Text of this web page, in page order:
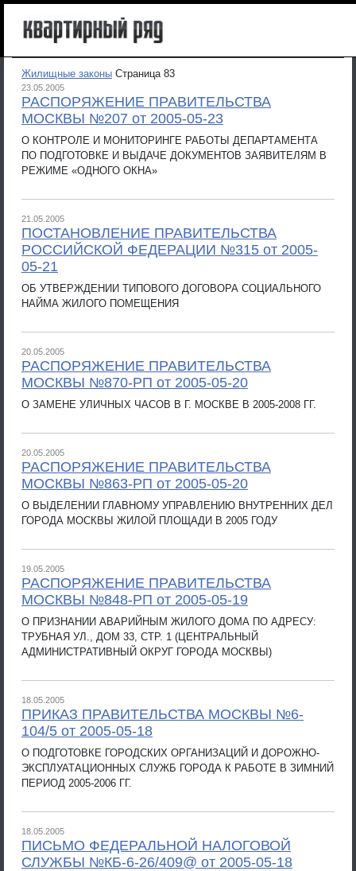
Жилищные законы Страница 83
23.05.2005
РАСПОРЯЖЕНИЕ ПРАВИТЕЛЬСТВА
МОСКВЫ №207 от 2005-05-23
О КОНТРОЛЕ И МОНИТОРИНГЕ РАБОТЫ ДЕПАРТАМЕНТА
ПО ПОДГОТОВКЕ И ВЫДАЧЕ ДОКУМЕНТОВ ЗАЯВИТЕЛЯМ В
РЕЖИМЕ «ОДНОГО ОКНА»
21.05.2005
ПОСТАНОВЛЕНИЕ ПРАВИТЕЛЬСТВА
РОССИЙСКОЙ ФЕДЕРАЦИИ №315 от 2005-
05-21
ОБ УТВЕРЖДЕНИИ ТИПОВОГО ДОГОВОРА СОЦИАЛЬНОГО
НАЙМА ЖИЛОГО ПОМЕЩЕНИЯ
20.05.2005
РАСПОРЯЖЕНИЕ ПРАВИТЕЛЬСТВА
МОСКВЫ №870-РП от 2005-05-20
О ЗАМЕНЕ УЛИЧНЫХ ЧАСОВ В Г. МОСКВЕ В 2005-2008 ГГ.
20.05.2005
РАСПОРЯЖЕНИЕ ПРАВИТЕЛЬСТВА
МОСКВЫ №863-РП от 2005-05-20
О ВЫДЕЛЕНИИ ГЛАВНОМУ УПРАВЛЕНИЮ ВНУТРЕННИХ ДЕЛ
ГОРОДА МОСКВЫ ЖИЛОЙ ПЛОЩАДИ В 2005 ГОДУ
19.05.2005
РАСПОРЯЖЕНИЕ ПРАВИТЕЛЬСТВА
МОСКВЫ №848-РП от 2005-05-19
О ПРИЗНАНИИ АВАРИЙНЫМ ЖИЛОГО ДОМА ПО АДРЕСУ:
ТРУБНАЯ УЛ., ДОМ 33, СТР. 1 (ЦЕНТРАЛЬНЫЙ
АДМИНИСТРАТИВНЫЙ ОКРУГ ГОРОДА МОСКВЫ)
18.05.2005
ПРИКАЗ ПРАВИТЕЛЬСТВА МОСКВЫ №6-
104/5 от 2005-05-18
О ПОДГОТОВКЕ ГОРОДСКИХ ОРГАНИЗАЦИЙ И ДОРОЖНО-
ЭКСПЛУАТАЦИОННЫХ СЛУЖБ ГОРОДА К РАБОТЕ В ЗИМНИЙ
ПЕРИОД 2005-2006 ГГ.
18.05.2005
ПИСЬМО ФЕДЕРАЛЬНОЙ НАЛОГОВОЙ
СЛУЖБЫ №КБ-6-26/409@ от 2005-05-18